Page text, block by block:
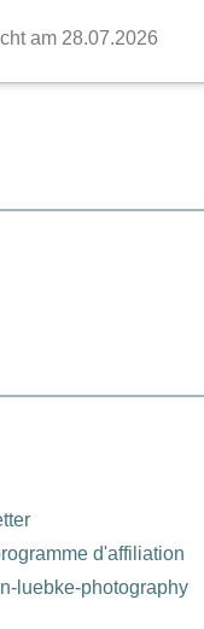
pare-soleil
qu’une seule fois.
d'affiliation
luebke-photography